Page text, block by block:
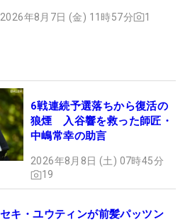
2026年8月7日 (金) 11時57分 1
6戦連続予選落ちから復活の
狼煙 入谷響を救った師匠・
中嶋常幸の助言
2026年8月8日 (土) 07時45分
19
セキ・ユウティンが前髪パッツン